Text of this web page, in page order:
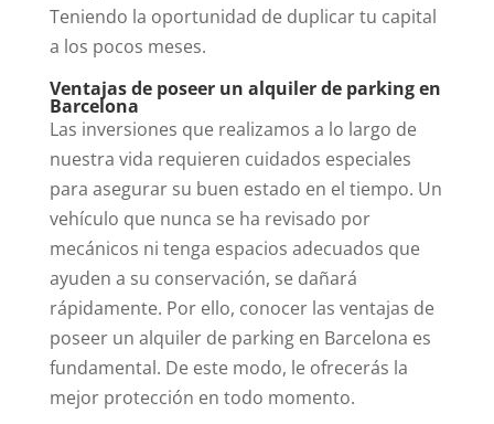
Teniendo la oportunidad de duplicar tu capital
a los pocos meses.
Ventajas de poseer un alquiler de parking en
Barcelona
Las inversiones que realizamos a lo largo de
nuestra vida requieren cuidados especiales
para asegurar su buen estado en el tiempo. Un
vehículo que nunca se ha revisado por
mecánicos ni tenga espacios adecuados que
ayuden a su conservación, se dañará
rápidamente. Por ello, conocer las ventajas de
poseer un alquiler de parking en Barcelona es
fundamental. De este modo, le ofrecerás la
mejor protección en todo momento.